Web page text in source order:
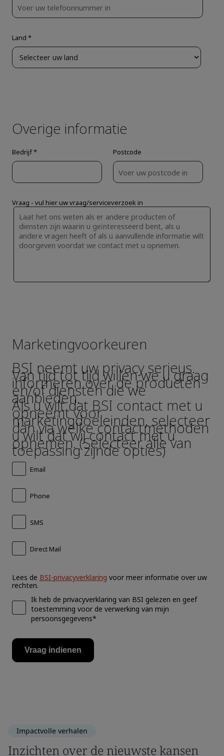
Impactvolle verhalen
Inzichten over de nieuwste kansen